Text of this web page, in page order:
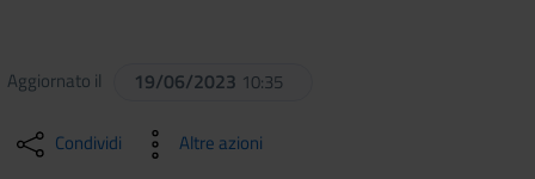
Aggiornato il 19/06/2023 10:35
Condividi Altre azioni